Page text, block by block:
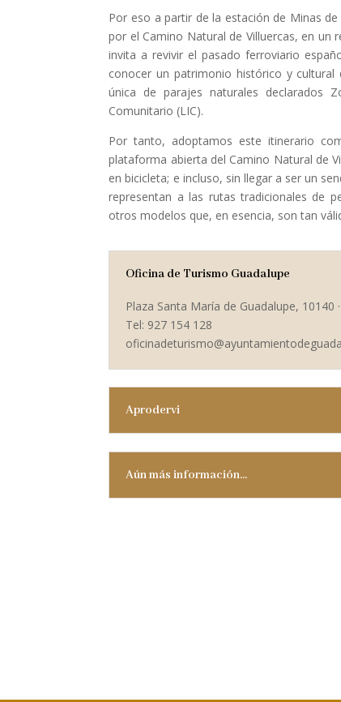
Por eso a partir de la estación de Minas
por el Camino Natural de Villuercas, en
invita a revivir el pasado ferroviario
conocer un patrimonio histórico y
única de parajes naturales declarados
Comunitario (LIC).
Por tanto, adoptamos este itinerario
plataforma abierta del Camino Natural de
en bicicleta; e incluso, sin llegar a ser un
representan a las rutas tradicionales de
otros modelos que, en esencia, son tan
Oficina de Turismo Guadalupe
Plaza Santa María de Guadalupe, 10140
Tel: 927 154 128
Aprodervi
Aún más información...